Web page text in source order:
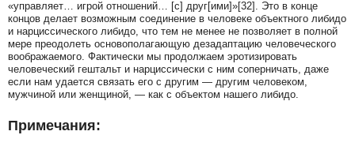
«управляет… игрой отношений… [c] друг[ими]»[32]. Это в конце
концов делает возможным соединение в человеке объектного либидо
и нарциссического либидо, что тем не менее не позволяет в полной
мере преодолеть основополагающую дезадаптацию человеческого
воображаемого. Фактически мы продолжаем эротизировать
человеческий гештальт и нарциссически с ним соперничать, даже
если нам удается связать его с другим — другим человеком,
мужчиной или женщиной, — как с объектом нашего либидо.
Примечания: